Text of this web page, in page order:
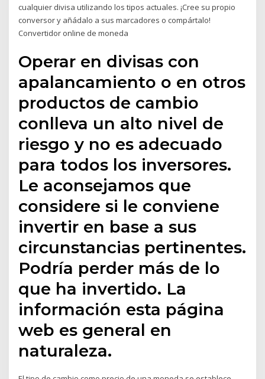
cualquier divisa utilizando los tipos actuales. ¡Cree su propio
conversor y añádalo a sus marcadores o compártalo!
Convertidor online de moneda
Operar en divisas con
apalancamiento o en otros
productos de cambio
conlleva un alto nivel de
riesgo y no es adecuado
para todos los inversores.
Le aconsejamos que
considere si le conviene
invertir en base a sus
circunstancias pertinentes.
Podría perder más de lo
que ha invertido. La
información esta página
web es general en
naturaleza.